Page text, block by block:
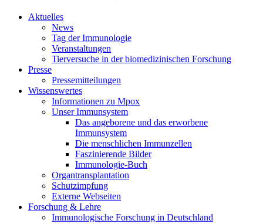
Aktuelles
News
Tag der Immunologie
Veranstaltungen
Tierversuche in der biomedizinischen Forschung
Presse
Pressemitteilungen
Wissenswertes
Informationen zu Mpox
Unser Immunsystem
Das angeborene und das erworbene
Immunsystem
Die menschlichen Immunzellen
Faszinierende Bilder
Immunologie-Buch
Organtransplantation
Schutzimpfung
Externe Webseiten
Forschung & Lehre
Immunologische Forschung in Deutschland